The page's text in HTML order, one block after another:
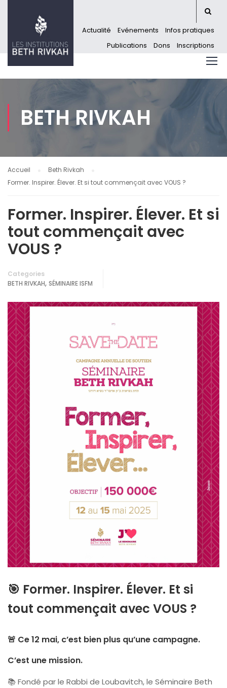
Actualité Evénements
Infos pratiques
Publications
Dons Inscriptions
BETH RIVKAH
Accueil
Beth Rivkah
Former. Inspirer. Élever. Et si tout commençait avec VOUS ?
Former. Inspirer. Élever. Et si
tout commençait avec
VOUS ?
Categories
BETH RIVKAH, SÉMINAIRE ISFM
🎯 Former. Inspirer. Élever. Et si
tout commençait avec VOUS ?
🚨 Ce 12 mai, c’est bien plus qu’une campagne.
C’est une mission.
📚 Fondé par le Rabbi de Loubavitch, le Séminaire Beth